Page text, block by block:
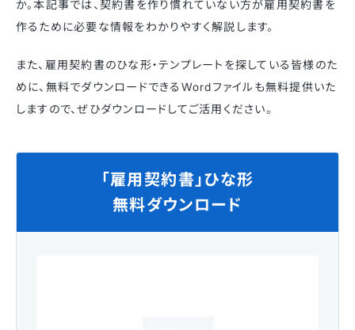
か。本記事では、契約書を作り慣れていない方が雇用契約書を
作るために必要な情報をわかりやすく解説します。
また、雇用契約書のひな形・テンプレートを探している皆様のた
めに、無料でダウンロードできる Wordファイルも無料提供いた
しますので、ぜひダウンロードしてご活用ください。
「雇用契約書」ひな形
無料ダウンロード